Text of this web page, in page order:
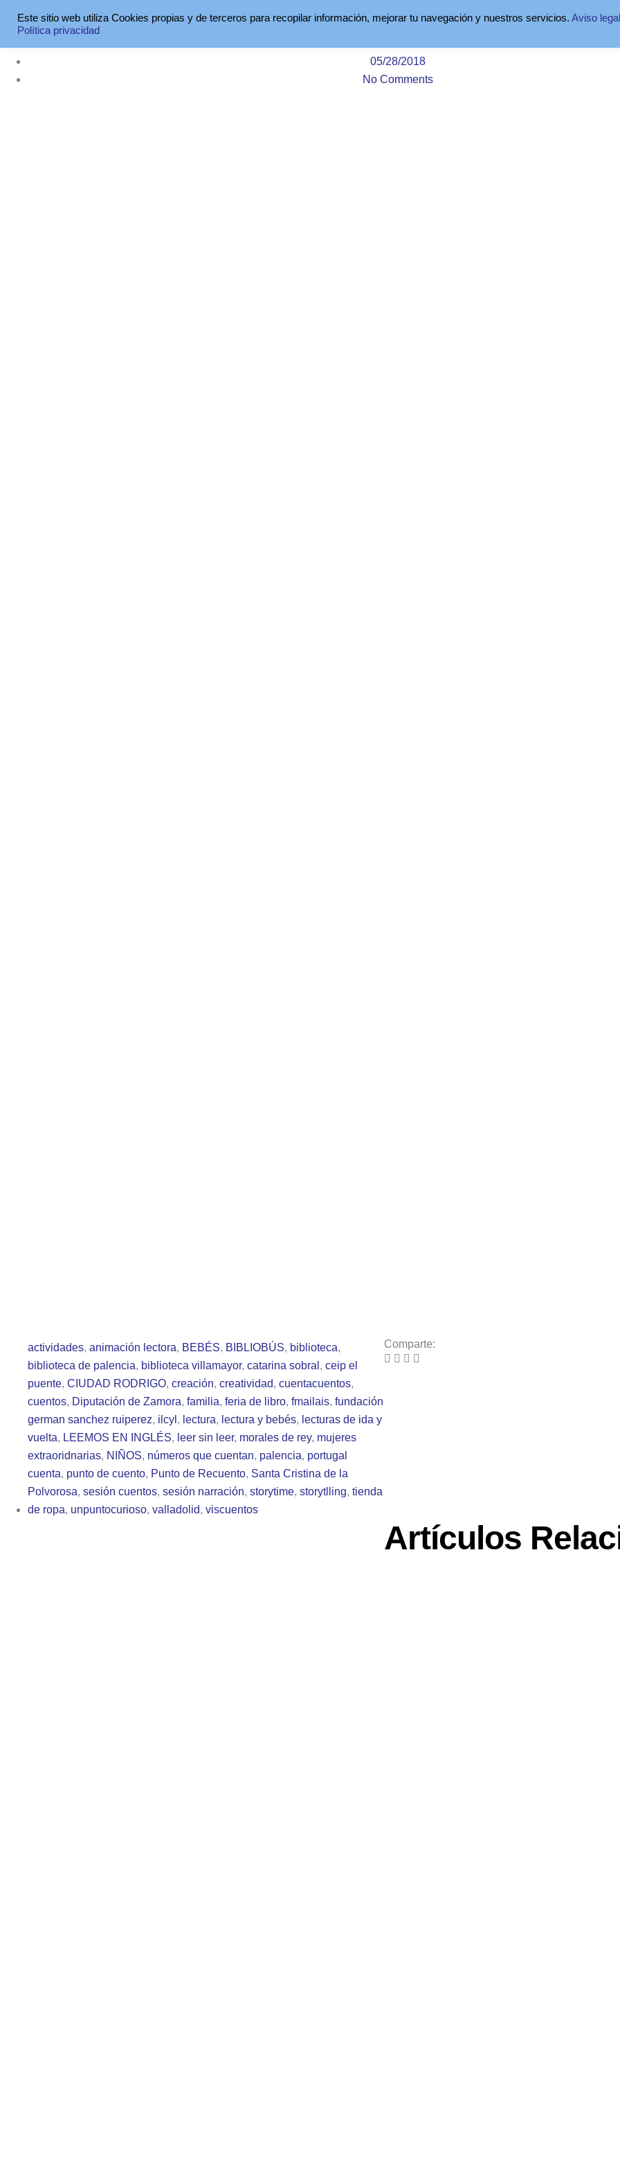
Agenda Curiosa Del 28 De Mayo Al 2 De
05/28/2018
No Comments
actividades, animación lectora, BEBÉS, BIBLIOBÚS, biblioteca,
biblioteca de palencia, biblioteca villamayor, catarina sobral , ceip el
puente, CIUDAD RODRIGO, creación, creatividad, cuentacuentos,
cuentos, Diputación de Zamora, familia, feria de libro, fmailais, fundación
german sanchez ruiperez, ilcyl , lectura, lectura y bebés, lecturas de ida y
vuelta, LEEMOS EN INGLÉS, leer sin leer, morales de rey, mujeres
extraoridnarias, NIÑOS, números que cuentan, palencia, portugal
cuenta, punto de cuento, Punto de Recuento, Santa Cristina de la
Polvorosa, sesión cuentos, sesión narración, storytime, storytlling, tienda
de ropa, unpuntocurioso, valladolid, viscuentos
Comparte:
Artículos
Este sitio web utiliza Cookies propias y de terceros para recopilar información, mejorar tu navegación y nuestros servicios. Aviso legal
Política privacidad